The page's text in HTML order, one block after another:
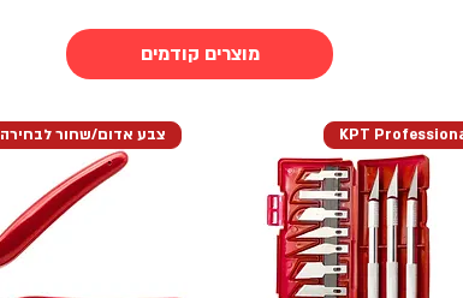
מוצרים קודמים
KPT צבע אדום/שחור לבחירה